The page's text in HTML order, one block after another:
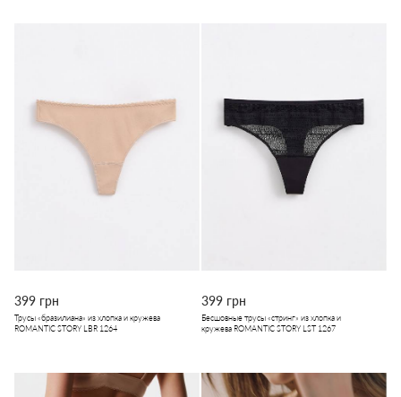
399 грн
Трусы «бразилиана» из хлопка и кружева
ROMANTIC STORY LBR 1264
399 грн
Бесшовные трусы «стринг» из хлопка и
кружева ROMANTIC STORY LST 1267